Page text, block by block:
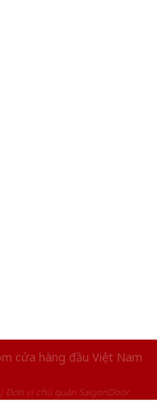
cửa hàng đầu Việt Nam
vị chủ quản SaigonDoor